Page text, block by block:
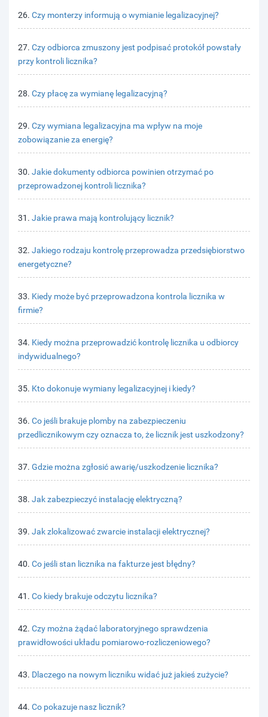
26. Czy monterzy informują o wymianie legalizacyjnej?
27. Czy odbiorca zmuszony jest podpisać protokół powstały
przy kontroli licznika?
28. Czy płacę za wymianę legalizacyjną?
29. Czy wymiana legalizacyjna ma wpływ na moje
zobowiązanie za energię?
30. Jakie dokumenty odbiorca powinien otrzymać po
przeprowadzonej kontroli licznika?
31. Jakie prawa mają kontrolujący licznik?
32. Jakiego rodzaju kontrolę przeprowadza przedsiębiorstwo
energetyczne?
33. Kiedy może być przeprowadzona kontrola licznika w
firmie?
34. Kiedy można przeprowadzić kontrolę licznika u odbiorcy
indywidualnego?
35. Kto dokonuje wymiany legalizacyjnej i kiedy?
36. Co jeśli brakuje plomby na zabezpieczeniu
przedlicznikowym czy oznacza to, że licznik jest uszkodzony?
37. Gdzie można zgłosić awarię/uszkodzenie licznika?
38. Jak zabezpieczyć instalację elektryczną?
39. Jak zlokalizować zwarcie instalacji elektrycznej?
40. Co jeśli stan licznika na fakturze jest błędny?
41. Co kiedy brakuje odczytu licznika?
42. Czy można żądać laboratoryjnego sprawdzenia
prawidłowości układu pomiarowo-rozliczeniowego?
43. Dlaczego na nowym liczniku widać już jakieś zużycie?
44. Co pokazuje nasz licznik?